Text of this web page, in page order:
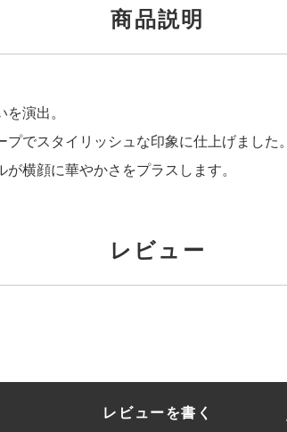
商品説明
演出。
でスタイリッシュな印象に仕上げました。
横顔に華やかさをプラスします。
レビュー
レビューを書く